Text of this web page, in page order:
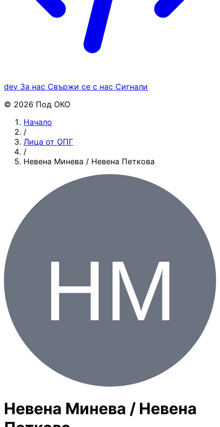
dev За нас Свържи се с нас Сигнали
© 2026 Под ОКО
Начало
/
Лица от ОПГ
/
Невена Минева / Невена Петкова
Невена Минева / Невена